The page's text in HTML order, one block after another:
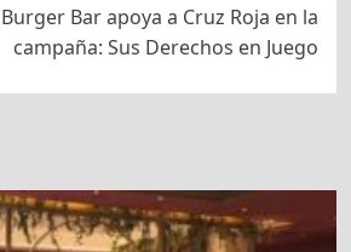
Bar apoya a Cruz Roja en la
campaña: Sus Derechos en Juego